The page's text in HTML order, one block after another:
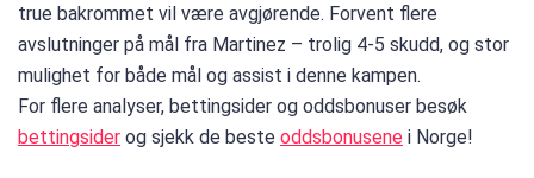
true bakrommet vil være avgjørende. Forvent flere
avslutninger på mål fra Martinez – trolig 4-5 skudd, og stor
mulighet for både mål og assist i denne kampen.
For flere analyser, bettingsider og oddsbonuser besøk
bettingsider og sjekk de beste oddsbonusene i Norge!